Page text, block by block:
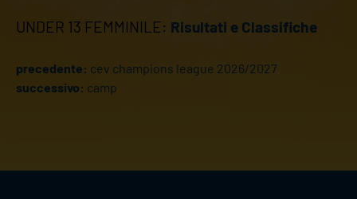
UNDER 13 FEMMINILE: Risultati e Classifiche
precedente: cev champions league 2026/2027
successivo: camp